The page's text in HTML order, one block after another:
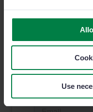
Use